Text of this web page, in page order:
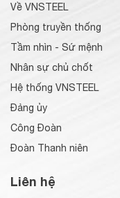
Về VNSTEEL
Phòng truyền thống
Tầm nhìn - Sứ mệnh
Nhân sự chủ chốt
Hệ thống VNSTEEL
Đảng ủy
Công Đoàn
Đoàn Thanh niên
Liên hệ